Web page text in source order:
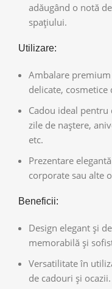
adăugând o notă
spațiului.
Utilizare:
Ambalare
delicate,
Cadou ideal pentru
zile de naștere,
etc.
Prezentare
corporate sau alte
Beneficii:
Design elegant și
memorabilă și
Versatilitate în
de cadouri și ocazii.